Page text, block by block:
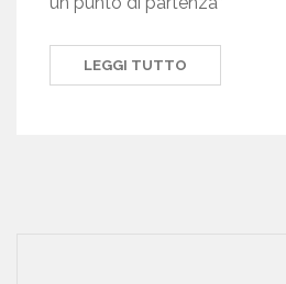
LEGGI TUTTO